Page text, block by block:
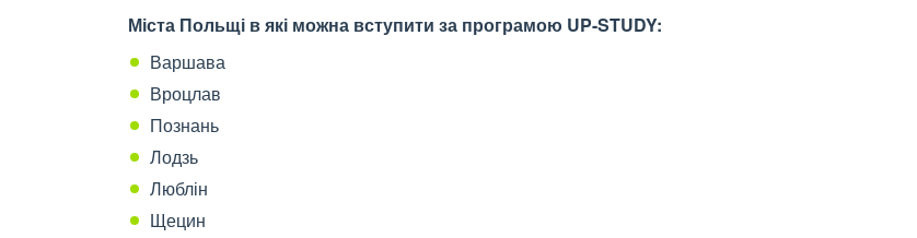
Міста Польщі в які можна вступити за програмою UP-STUDY:
Варшава
Вроцлав
Познань
Лодзь
Люблін
Щецин